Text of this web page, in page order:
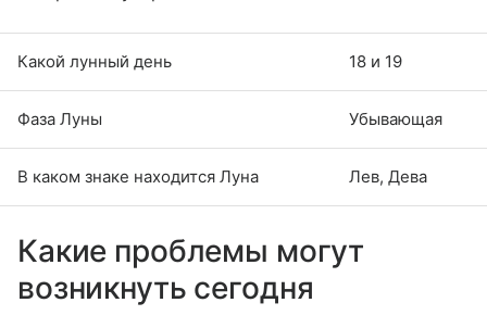
Какой лунный день 18 и 19
Фаза Луны Убывающая
В каком знаке находится Луна Лев, Дева
Какие проблемы могут
возникнуть сегодня